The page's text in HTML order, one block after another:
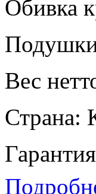
Обивка
Вес
Страна: